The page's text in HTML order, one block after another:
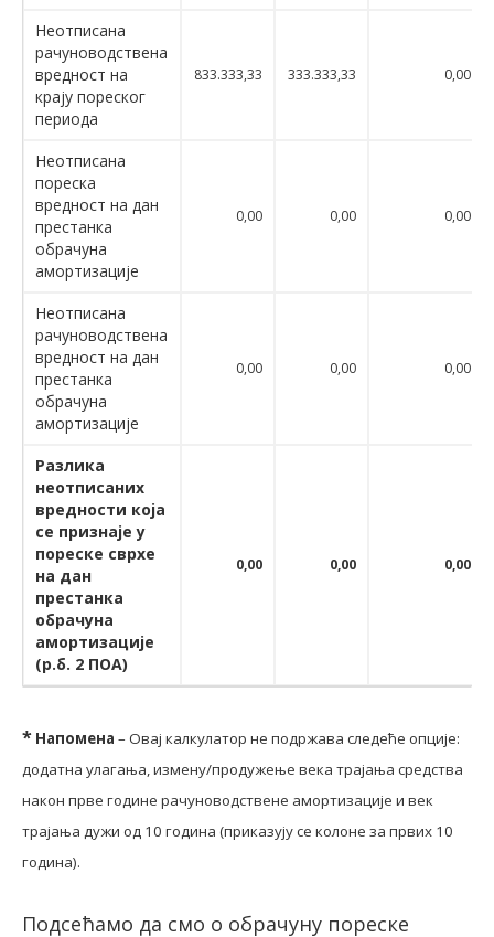
Неотписана
рачуноводствена
вредност на
крају пореског
периода
833.333,33 333.333,33 0,00
Неотписана
пореска
вредност на дан
престанка
обрачуна
амортизације
0,00 0,00 0,00
Неотписана
рачуноводствена
вредност на дан
престанка
обрачуна
амортизације
0,00 0,00 0,00
Разлика
неотписаних
вредности која
се признаје у
пореске сврхе
на дан
престанка
обрачуна
амортизације
(р.б. 2 ПОА)
0,00 0,00 0,00
* Напомена – Овај калкулатор не подржава следеће опције:
додатна улагања, измену/продужење века трајања средства
након прве године рачуноводствене амортизације и век
трајања дужи од 10 година (приказују се колоне за првих 10
година).
Подсећамо да смо о обрачуну пореске